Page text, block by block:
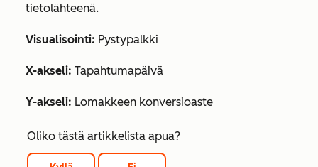
tietolähteenä.
Visualisointi: Pystypalkki
X-akseli: Tapahtumapäivä
Y-akseli: Lomakkeen konversioaste
Oliko tästä artikkelista apua?